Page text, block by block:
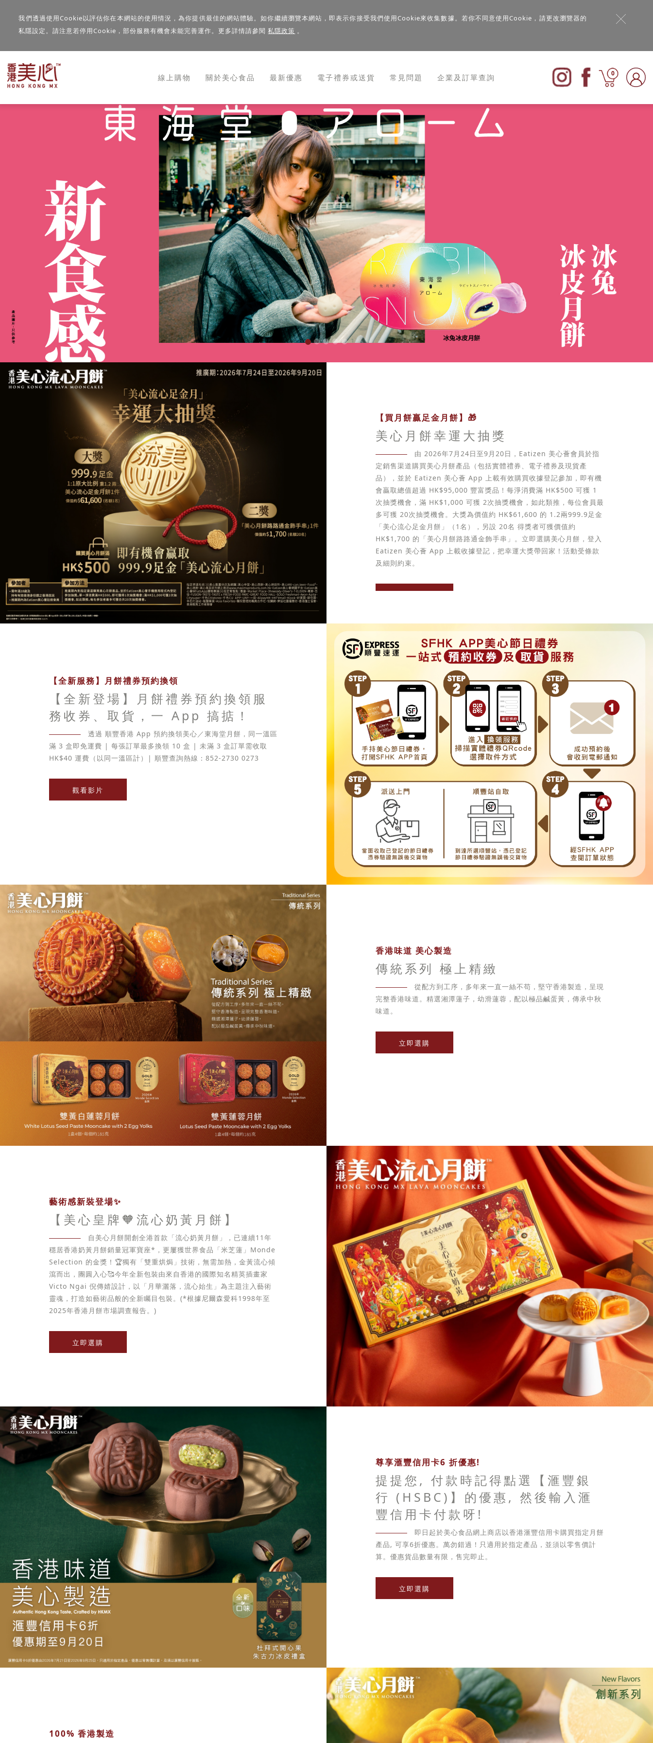
我們透過使用Cookie以評估你在本網站的使用情況，為你提供最佳的網站體驗。如你繼續瀏覽本網站，即表示你接受我們使用Cookie來收集數據。若你不同意使用Cookie，請更改瀏覽器的
私隱設定。請注意若停用Cookie，部份服務有機會未能完善運作。更多詳情請參閱私隱政策 。
線上購物 關於美心食品 最新優惠 電子禮券或送貨 常見問題 企業及訂單查詢 0
【買月餅贏足金月餅】🎁
美心月餅幸運大抽獎
由 2026年7月24日至9月20日，Eatizen 美心薈會員於指
定銷售渠道購買美心月餅產品（包括實體禮券、電子禮券及現貨產
品），並於 Eatizen 美心薈 App 上載有效購買收據登記參加，即有機
會贏取總值超過 HK$95,000 豐富獎品！每淨消費滿 HK$500 可獲 1
次抽獎機會，滿 HK$1,000 可獲 2次抽獎機會，如此類推，每位會員最
多可獲 20次抽獎機會。大獎為價值約 HK$61,600 的 1.2兩999.9足金
「美心流心足金月餅」（1名），另設 20名 得獎者可獲價值約
HK$1,700 的「美心月餅路路通金飾手串」。立即選購美心月餅，登入
Eatizen 美心薈 App 上載收據登記，把幸運大獎帶回家！活動受條款
及細則約束。
【全新服務】月餅禮券預約換領
【全新登場】月餅禮券預約換領服
務收券、取貨，一 App 搞掂！
透過 順豐香港 App 預約換領美心／東海堂月餅，同一溫區
滿 3 盒即免運費 | 每張訂單最多換領 10 盒 | 未滿 3 盒訂單需收取
HK$40 運費（以同一溫區計）| 順豐查詢熱線：852-2730 0273
觀看影片
香港味道 美心製造
傳統系列 極上精緻
從配方到工序，多年來一直一絲不苟，堅守香港製造，呈現
完整香港味道。精選湘潭蓮子，幼滑蓮蓉，配以極品鹹蛋黃，傳承中秋
味道。
立即選購
藝術感新裝登場✨
【美心皇牌🧡流心奶黃月餅】
自美心月餅開創全港首款「流心奶黃月餅」，已連續11年
穩居香港奶黃月餅銷量冠軍寶座*，更屢獲世界食品「米芝蓮」Monde
Selection 的金獎！🏆獨有「雙重烘焗」技術，無需加熱，金黃流心傾
瀉而出，團圓入心🥰今年全新包裝由來自香港的國際知名精英插畫家
Victo Ngai 倪傳婧設計，以「月華灑落，流心始生」為主題注入藝術
靈魂，打造如藝術品般的全新矚目包裝。(*根據尼爾森愛科1998年至
2025年香港月餅市場調查報告。)
立即選購
尊享滙豐信用卡6 折優惠!
提提您, 付款時記得點選【滙豐銀
行 (HSBC)】的優惠, 然後輸入滙
豐信用卡付款呀!
即日起於美心食品網上商店以香港滙豐信用卡購買指定月餅
產品, 可享6折優惠。萬勿錯過！只適用於指定產品，並須以零售價計
算。優惠貨品數量有限，售完即止。
立即選購
100% 香港製造